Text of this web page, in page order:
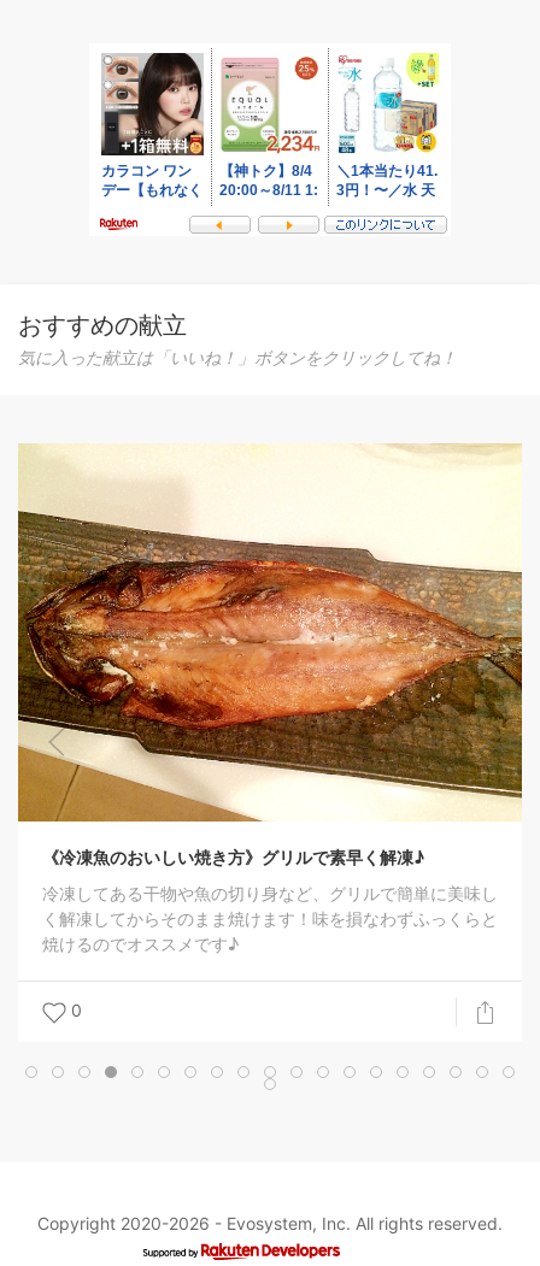
おすすめの献立
気に入った献立は「いいね！」ボタンをクリックしてね！
《冷凍魚のおいしい焼き方》グリルで素早く解凍♪
冷凍してある干物や魚の切り身など、グリルで簡単に美味し
く解凍してからそのまま焼けます！味を損なわずふっくらと
焼けるのでオススメです♪
0
Copyright 2020-2026 - Evosystem, Inc. All rights reserved.